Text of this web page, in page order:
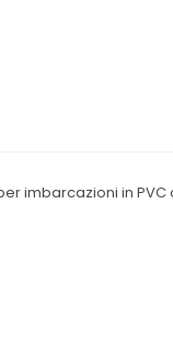
imbarcazioni in PVC o